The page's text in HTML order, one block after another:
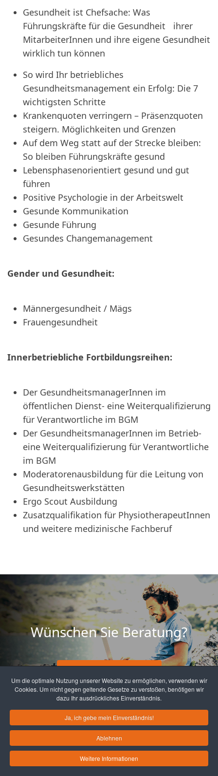
Um die optimale Nutzung unserer Website zu ermöglichen, verwenden wir
Cookies. Um nicht gegen geltende Gesetze zu verstoßen, benötigen wir
dazu Ihr ausdrückliches Einverständnis.
Ja, ich gebe mein Einverständnis!
Ablehnen
Weitere Informationen
Gesundheit ist Chefsache: Was
Führungskräfte für die Gesundheit ihrer
MitarbeiterInnen und ihre eigene Gesundheit
wirklich tun können
So wird Ihr betriebliches
Gesundheitsmanagement ein Erfolg: Die 7
wichtigsten Schritte
Krankenquoten verringern – Präsenzquoten
steigern. Möglichkeiten und Grenzen
Auf dem Weg statt auf der Strecke bleiben:
So bleiben Führungskräfte gesund
Lebensphasenorientiert gesund und gut
führen
Positive Psychologie in der Arbeitswelt
Gesunde Kommunikation
Gesunde Führung
Gesundes Changemanagement
Gender und Gesundheit:
Männergesundheit / Mägs
Frauengesundheit
Innerbetriebliche Fortbildungsreihen:
Der GesundheitsmanagerInnen im
öffentlichen Dienst- eine Weiterqualifizierung
für Verantwortliche im BGM
Der GesundheitsmanagerInnen im Betrieb-
eine Weiterqualifizierung für Verantwortliche
im BGM
Moderatorenausbildung für die Leitung von
Gesundheitswerkstätten
Ergo Scout Ausbildung
Zusatzqualifikation für PhysiotherapeutInnen
und weitere medizinische Fachberuf
Wünschen Sie Beratung?
Hier Termin vereinbaren.
© 2026 GGW Homburg
| Impressum| Kontakt